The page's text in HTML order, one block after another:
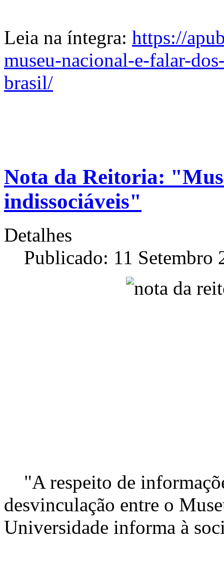
Leia na íntegra: https://
museu-nacional-e-falar-
brasil/
Nota da Reitoria:
indissociáveis"
Detalhes
Publicado: 11 Setembro
"A respeito de
desvinculação entre o
Universidade informa à